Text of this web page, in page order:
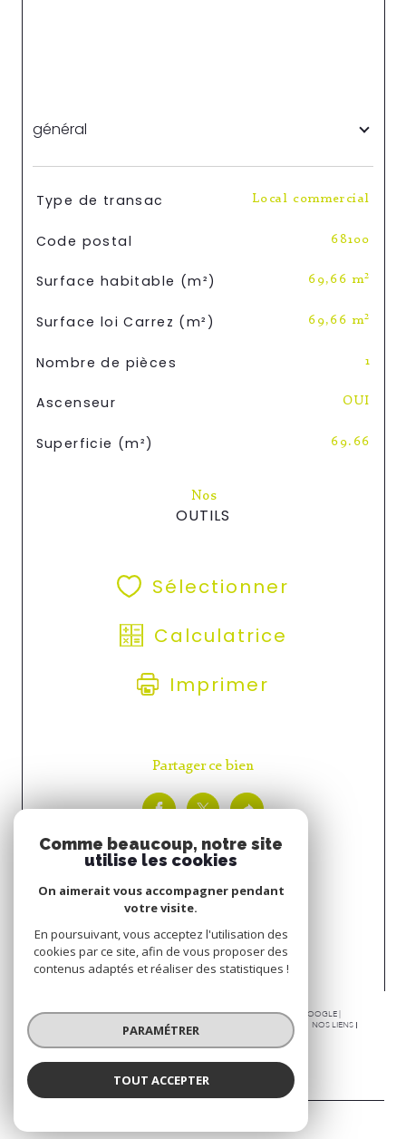
général
TRAD_SIROCCO_Caracteristique Valeurs
Type de transac Local commercial
Code postal 68100
Surface habitable (m²) 69,66 m²
Surface loi Carrez (m²) 69,66 m²
Nombre de pièces 1
Ascenseur OUI
Superficie (m²) 69.66
Nos
OUTILS
Sélectionner
Calculatrice
Imprimer
Partager ce bien
PROPRIÉTAIRE
Se connecter
© 2026 | TOUS DROITS RÉSERVÉS | TRADUCTION POWERED BY GOOGLE |
NOS HONORAIRES MENTIONS LÉGALES ADMIN
NOS LIENS
POLITIQUE RGPD
Comme beaucoup, notre site
utilise les cookies
On aimerait vous accompagner pendant
votre visite.
En poursuivant, vous acceptez l'utilisation des
cookies par ce site, afin de vous proposer des
contenus adaptés et réaliser des statistiques !
PARAMÉTRER
TOUT ACCEPTER